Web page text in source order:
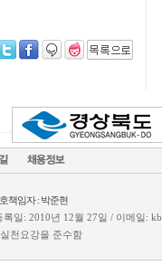
책임자 : 박준현
일: 2010년 12월 27일 / 이메일:
천요강을 준수함